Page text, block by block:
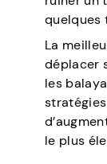
quelques
La
déplacer
les
le plus